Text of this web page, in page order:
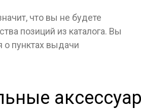
что вы не будете
позиций из каталога. Вы
пунктах выдачи